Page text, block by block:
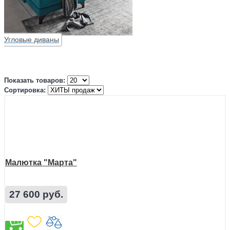
Угловые диваны
Показать товаров:
Сортировка:
Малютка "Марта"
27 600 руб.